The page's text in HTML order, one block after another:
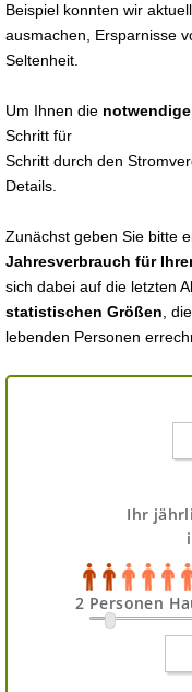
Beispiel konnten wir aktuell
ausmachen, Ersparnisse
Seltenheit.
Um Ihnen die
Schritt für
Schritt durch den
Details.
Zunächst geben Sie bitte
Jahresverbrauch für
sich dabei auf die letzten
statistischen Größen ,
lebenden Personen
Ihr
2 Personen